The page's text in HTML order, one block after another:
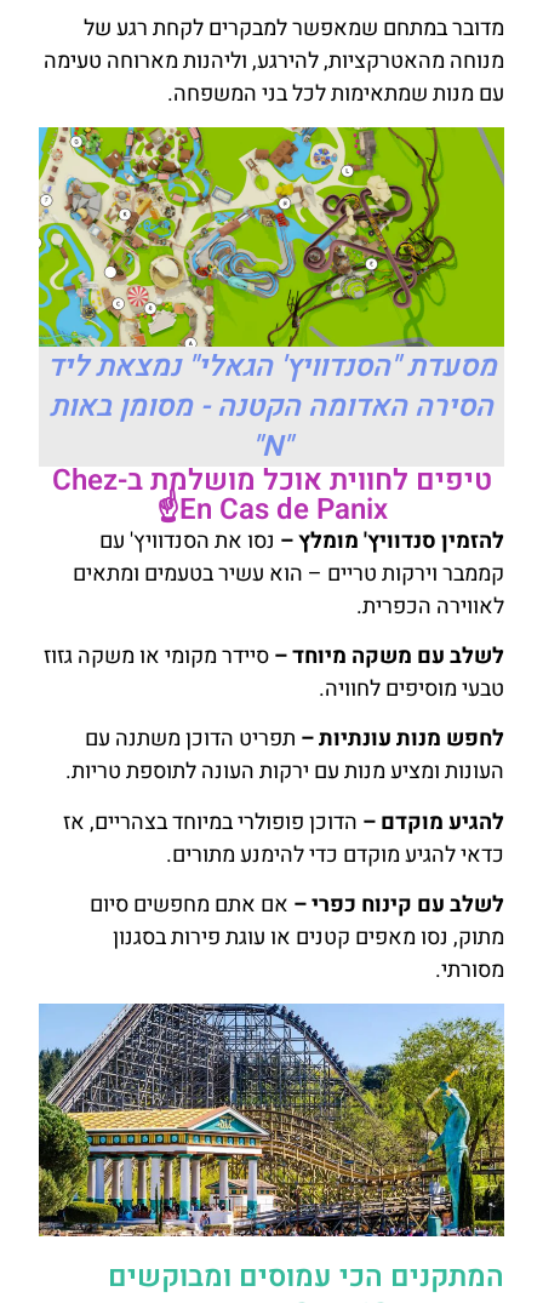
מדובר במתחם שמאפשר למבקרים לקחת רגע של
מנוחה מהאטרקציות, להירגע, וליהנות מארוחה טעימה
עם מנות שמתאימות לכל בני המשפחה.
מסעדת "הסנדוויץ' הגאלי" נמצאת ליד
הסירה האדומה הקטנה - מסומן באות
"N"
טיפים לחווית אוכל מושלמת ב-Chez
En Cas de Panix☝️
להזמין סנדוויץ' מומלץ – נסו את הסנדוויץ' עם
קממבר וירקות טריים – הוא עשיר בטעמים ומתאים
לאווירה הכפרית.
לשלב עם משקה מיוחד –סיידר מקומי או משקה גזוז
טבעי מוסיפים לחוויה.
לחפש מנות עונתיות – תפריט הדוכן משתנה עם
העונות ומציע מנות עם ירקות העונה לתוספת טריות.
להגיע מוקדם – הדוכן פופולרי במיוחד בצהריים, אז
כדאי להגיע מוקדם כדי להימנע מתורים.
לשלב עם קינוח כפרי – אם אתם מחפשים סיום
מתוק, נסו מאפים קטנים או עוגת פירות בסגנון
מסורתי.
המתקנים הכי עמוסים ומבוקשים